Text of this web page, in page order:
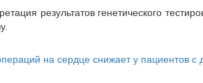
результатов генетического
на сердце снижает у пациентов с